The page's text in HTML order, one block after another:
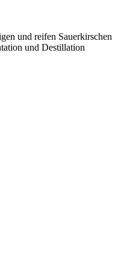
und reifen Sauerkirschen
und Destillation